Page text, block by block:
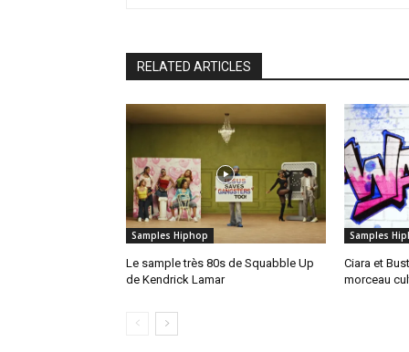
RELATED ARTICLES
Samples Hiphop
Le sample très 80s de Squabble Up
de Kendrick Lamar
Samples
Ciara et
morceau